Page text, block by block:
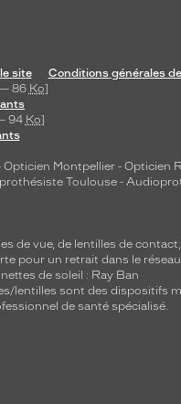
site
Conditions générales
86 Ko]
94 Ko]
Opticien Montpellier - Opticien
Toulouse -
de vue, de lentilles de contact
pour un retrait dans le
de soleil : Ray Ban
lentilles sont des dispositifs
de santé spécialisé.